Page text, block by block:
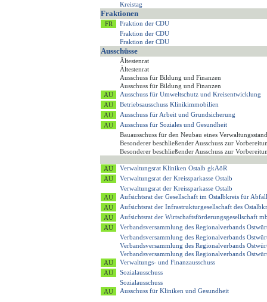
Kreistag
Fraktionen
Fraktion der CDU
Fraktion der CDU
Fraktion der CDU
Ausschüsse
Ältestenrat
Ältestenrat
Ausschuss für Bildung und Finanzen
Ausschuss für Bildung und Finanzen
Ausschuss für Umweltschutz und Kreisentwicklung
Betriebsausschuss Klinikimmobilien
Ausschuss für Arbeit und Grundsicherung
Ausschuss für Soziales und Gesundheit
Bauausschuss für den Neubau eines
Besonderer beschließender Ausschuss zur
Besonderer beschließender Ausschuss zur
Verwaltungsrat Kliniken Ostalb gkAöR
Verwaltungsrat der Kreissparkasse Ostalb
Verwaltungsrat der Kreissparkasse Ostalb
Aufsichtsrat der Gesellschaft im Ostalbkreis für
Aufsichtsrat der Infrastrukturgesellschaft des
Aufsichtsrat der Wirtschaftsförderungsgesellschaft
Verbandsversammlung des Regionalverbands
Verbandsversammlung des Regionalverbands
Verbandsversammlung des Regionalverbands
Verbandsversammlung des Regionalverbands
Verwaltungs- und Finanzausschuss
Sozialausschuss
Sozialausschuss
Ausschuss für Kliniken und Gesundheit